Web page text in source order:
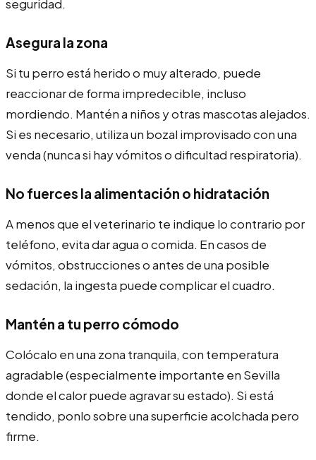
seguridad.
Asegura la zona
Si tu perro está herido o muy alterado, puede
reaccionar de forma impredecible, incluso
mordiendo. Mantén a niños y otras mascotas alejados.
Si es necesario, utiliza un bozal improvisado con una
venda (nunca si hay vómitos o dificultad respiratoria).
No fuerces la alimentación o hidratación
A menos que el veterinario te indique lo contrario por
teléfono, evita dar agua o comida. En casos de
vómitos, obstrucciones o antes de una posible
sedación, la ingesta puede complicar el cuadro.
Mantén a tu perro cómodo
Colócalo en una zona tranquila, con temperatura
agradable (especialmente importante en Sevilla
donde el calor puede agravar su estado). Si está
tendido, ponlo sobre una superficie acolchada pero
firme.